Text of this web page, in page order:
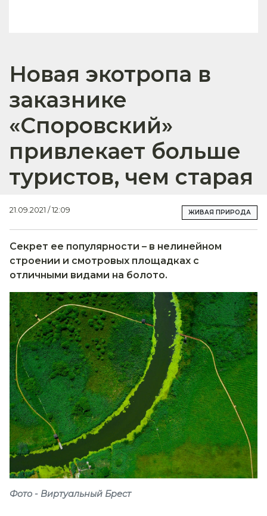
Новая экотропа в
заказнике
«Споровский»
привлекает больше
туристов, чем старая
21.09.2021 / 12:09 ЖИВАЯ ПРИРОДА
Секрет ее популярности – в нелинейном
строении и смотровых площадках с
отличными видами на болото.
Фото - Виртуальный Брест